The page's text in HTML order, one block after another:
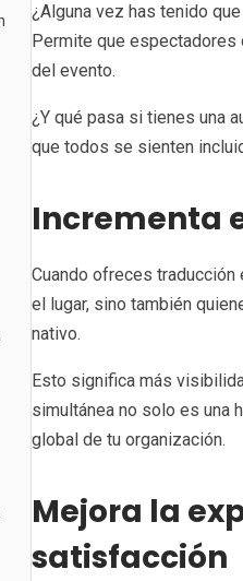
¿Alguna vez has tenido
Permite que espectadores
del evento.
¿Y qué pasa si tienes una
que todos se sienten
Incrementa
Cuando ofreces
el lugar, sino también
nativo.
Esto significa más
simultánea no solo es una
global de tu organización.
Mejora la
satisfacción